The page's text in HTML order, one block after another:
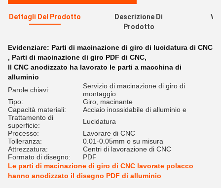
Dettagli Del Prodotto
Descrizione Di
Prodotto
Evidenziare: Parti di macinazione di giro di lucidatura di CNC
, Parti di macinazione di giro PDF di CNC,
Il CNC anodizzato ha lavorato le parti a macchina di
alluminio
Parole chiavi:
Servizio di macinazione di giro di
montaggio
Tipo:
Giro, macinante
Capacità materiali:
Acciaio inossidabile di alluminio e
Trattamento di
superficie:
Lucidatura
Processo:
Lavorare di CNC
Tolleranza:
0.01-0.05mm o su misura
Attrezzatura:
Centri di lavorazione di CNC
Formato di disegno:
PDF
Le parti di macinazione di giro di CNC lavorate polacco
hanno anodizzato il disegno PDF di alluminio